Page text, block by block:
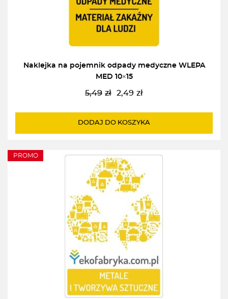
Naklejka na pojemnik odpady medyczne WLEPA
MED 10×15
5,49 zł
Pierwotna
wynosiła:
2,49 zł
Aktualna
wynosi:
DODAJ DO KOSZYKA
PROMO